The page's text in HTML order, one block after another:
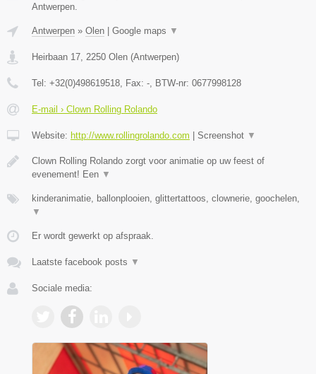
Antwerpen.
Antwerpen » Olen Google maps ▼
Heirbaan 17, 2250 Olen (Antwerpen)
Tel: +32(0)498619518, Fax: -, BTW-nr: 0677998128
E-mail › Clown Rolling Rolando
Website: http://www.rollingrolando.com Screenshot ▼
Clown Rolling Rolando zorgt voor animatie op uw feest of
evenement! Een ▼
kinderanimatie, ballonplooien, glittertattoos, clownerie, goochelen,
▼
Er wordt gewerkt op afspraak.
Laatste facebook posts ▼
Sociale media: